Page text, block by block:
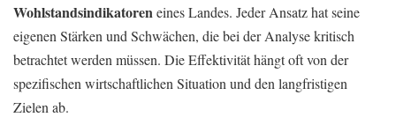
Wohlstandsindikatoreneines Landes. Jeder Ansatz hat seine
eigenen Stärken und Schwächen, die bei der Analyse kritisch
betrachtet werden müssen. Die Effektivität hängt oft von der
spezifischen wirtschaftlichen Situation und den langfristigen
Zielen ab.